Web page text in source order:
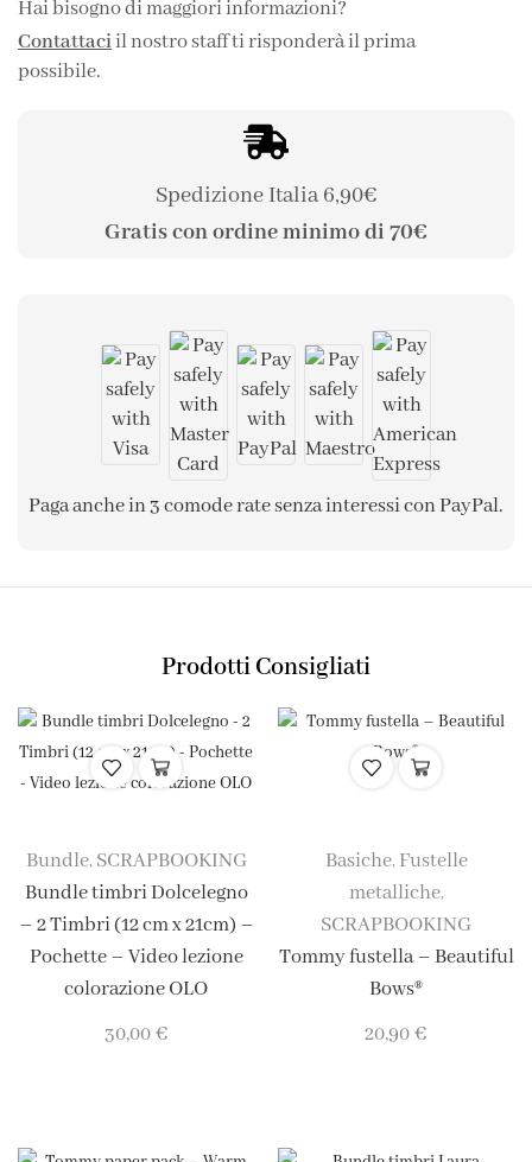
Hai bisogno di maggiori informazioni?
Contattaciil nostro staff ti risponderà il prima
possibile.
Spedizione Italia 6,90€
Gratis con ordine minimo di 70€
Paga anche in 3 comode rate senza interessi con PayPal.
Prodotti Consigliati
Bundle, SCRAPBOOKING
Bundle timbri Dolcelegno
– 2 Timbri (12 cm x 21cm) –
Pochette – Video lezione
colorazione OLO
30,00€
Basiche, Fustelle
metalliche,
SCRAPBOOKING
Tommy fustella – Beautiful
Bows®
20,90€